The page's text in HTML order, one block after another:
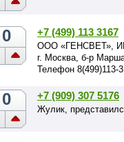
0 +7 (499) 113 3167
ООО «ГЕНСВЕТ»,
г. Москва, б-р
Телефон 8(499)113-
0 +7 (909) 307 5176
Жулик,